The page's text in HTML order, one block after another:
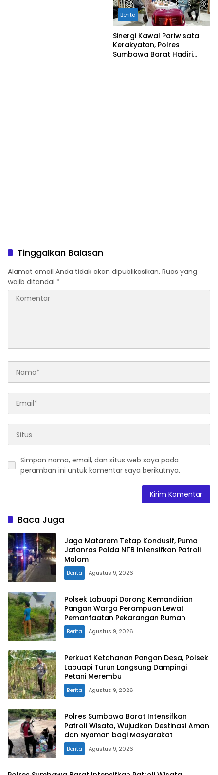
Berita
Sinergi Kawal Pariwisata
Kerakyatan, Polres
Sumbawa Barat Hadiri
Tinggalkan Balasan
Alamat email Anda tidak akan dipublikasikan. Ruas yang
wajib ditandai *
Simpan nama, email, dan situs web saya pada
peramban ini untuk komentar saya berikutnya.
Baca Juga
Jaga Mataram Tetap Kondusif, Puma
Jatanras Polda NTB Intensifkan Patroli
Malam
Berita Agustus 9, 2026
Polsek Labuapi Dorong Kemandirian
Pangan Warga Perampuan Lewat
Pemanfaatan Pekarangan Rumah
Berita Agustus 9, 2026
Perkuat Ketahanan Pangan Desa, Polsek
Labuapi Turun Langsung Dampingi
Petani Merembu
Berita Agustus 9, 2026
Polres Sumbawa Barat Intensifkan
Patroli Wisata, Wujudkan Destinasi Aman
dan Nyaman bagi Masyarakat
Berita Agustus 9, 2026